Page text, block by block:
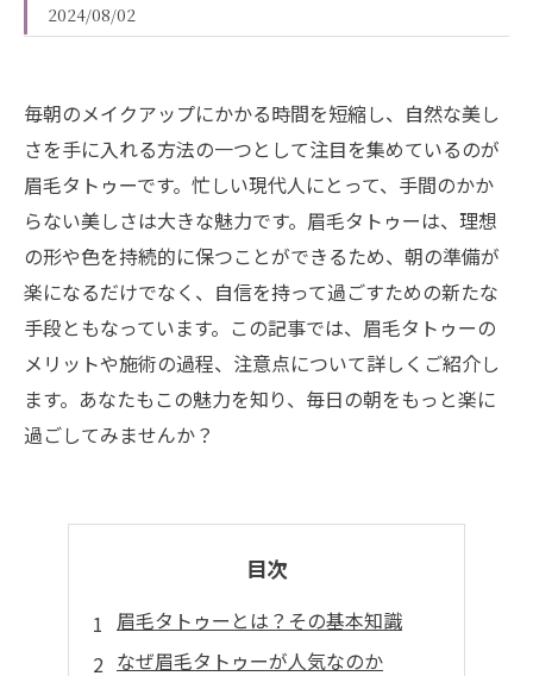
2024/08/02
毎朝のメイクアップにかかる時間を短縮し、自然な美し
さを手に入れる方法の一つとして注目を集めているのが
眉毛タトゥーです。忙しい現代人にとって、手間のかか
らない美しさは大きな魅力です。眉毛タトゥーは、理想
の形や色を持続的に保つことができるため、朝の準備が
楽になるだけでなく、自信を持って過ごすための新たな
手段ともなっています。この記事では、眉毛タトゥーの
メリットや施術の過程、注意点について詳しくご紹介し
ます。あなたもこの魅力を知り、毎日の朝をもっと楽に
過ごしてみませんか？
目次
眉毛タトゥーとは？その基本知識
なぜ眉毛タトゥーが人気なのか